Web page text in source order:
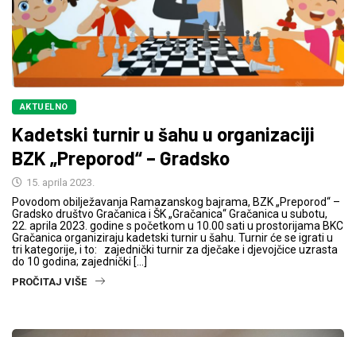
AKTUELNO
Kadetski turnir u šahu u organizaciji
BZK „Preporod“ – Gradsko
15. aprila 2023.
Povodom obilježavanja Ramazanskog bajrama, BZK „Preporod“ –
Gradsko društvo Gračanica i ŠK „Gračanica“ Gračanica u subotu,
22. aprila 2023. godine s početkom u 10.00 sati u prostorijama BKC
Gračanica organiziraju kadetski turnir u šahu. Turnir će se igrati u
tri kategorije, i to: zajednički turnir za dječake i djevojčice uzrasta
do 10 godina; zajednički […]
PROČITAJ VIŠE